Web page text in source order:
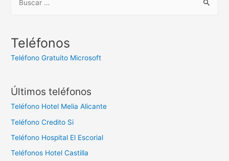
c
Teléfonos
Teléfono Gratuito Microsoft
Últimos teléfonos
Teléfono Hotel Melia Alicante
Teléfono Credito Si
Teléfono Hospital El Escorial
Teléfonos Hotel Castilla